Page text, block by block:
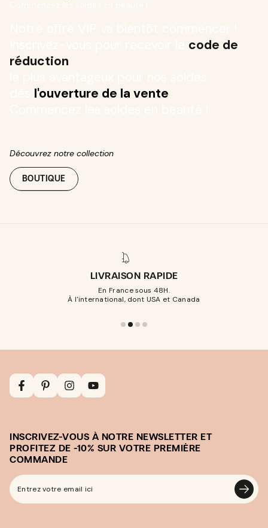
code de
réduction
l'ouverture de la vente
Découvrez notre collection
BOUTIQUE
LIVRAISON RAPIDE
En France sous 48H.
À l'international, dont USA et Canada
INSCRIVEZ-VOUS À NOTRE NEWSLETTER ET
PROFITEZ DE -10% SUR VOTRE PREMIÈRE
COMMANDE
Entrez
votre
FacebookPinterestInstagramYouTube